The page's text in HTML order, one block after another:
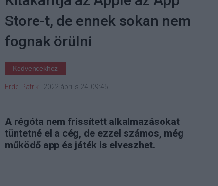
Store-t, de ennek sokan nem
fognak örülni
Kedvencekhez
Erdei Patrik | 2022 április 24. 09:45
A régóta nem frissített alkalmazásokat
tüntetné el a cég, de ezzel számos, még
működő app és játék is elveszhet.